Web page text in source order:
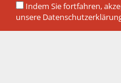
Indem Sie fortfahren,
unsere